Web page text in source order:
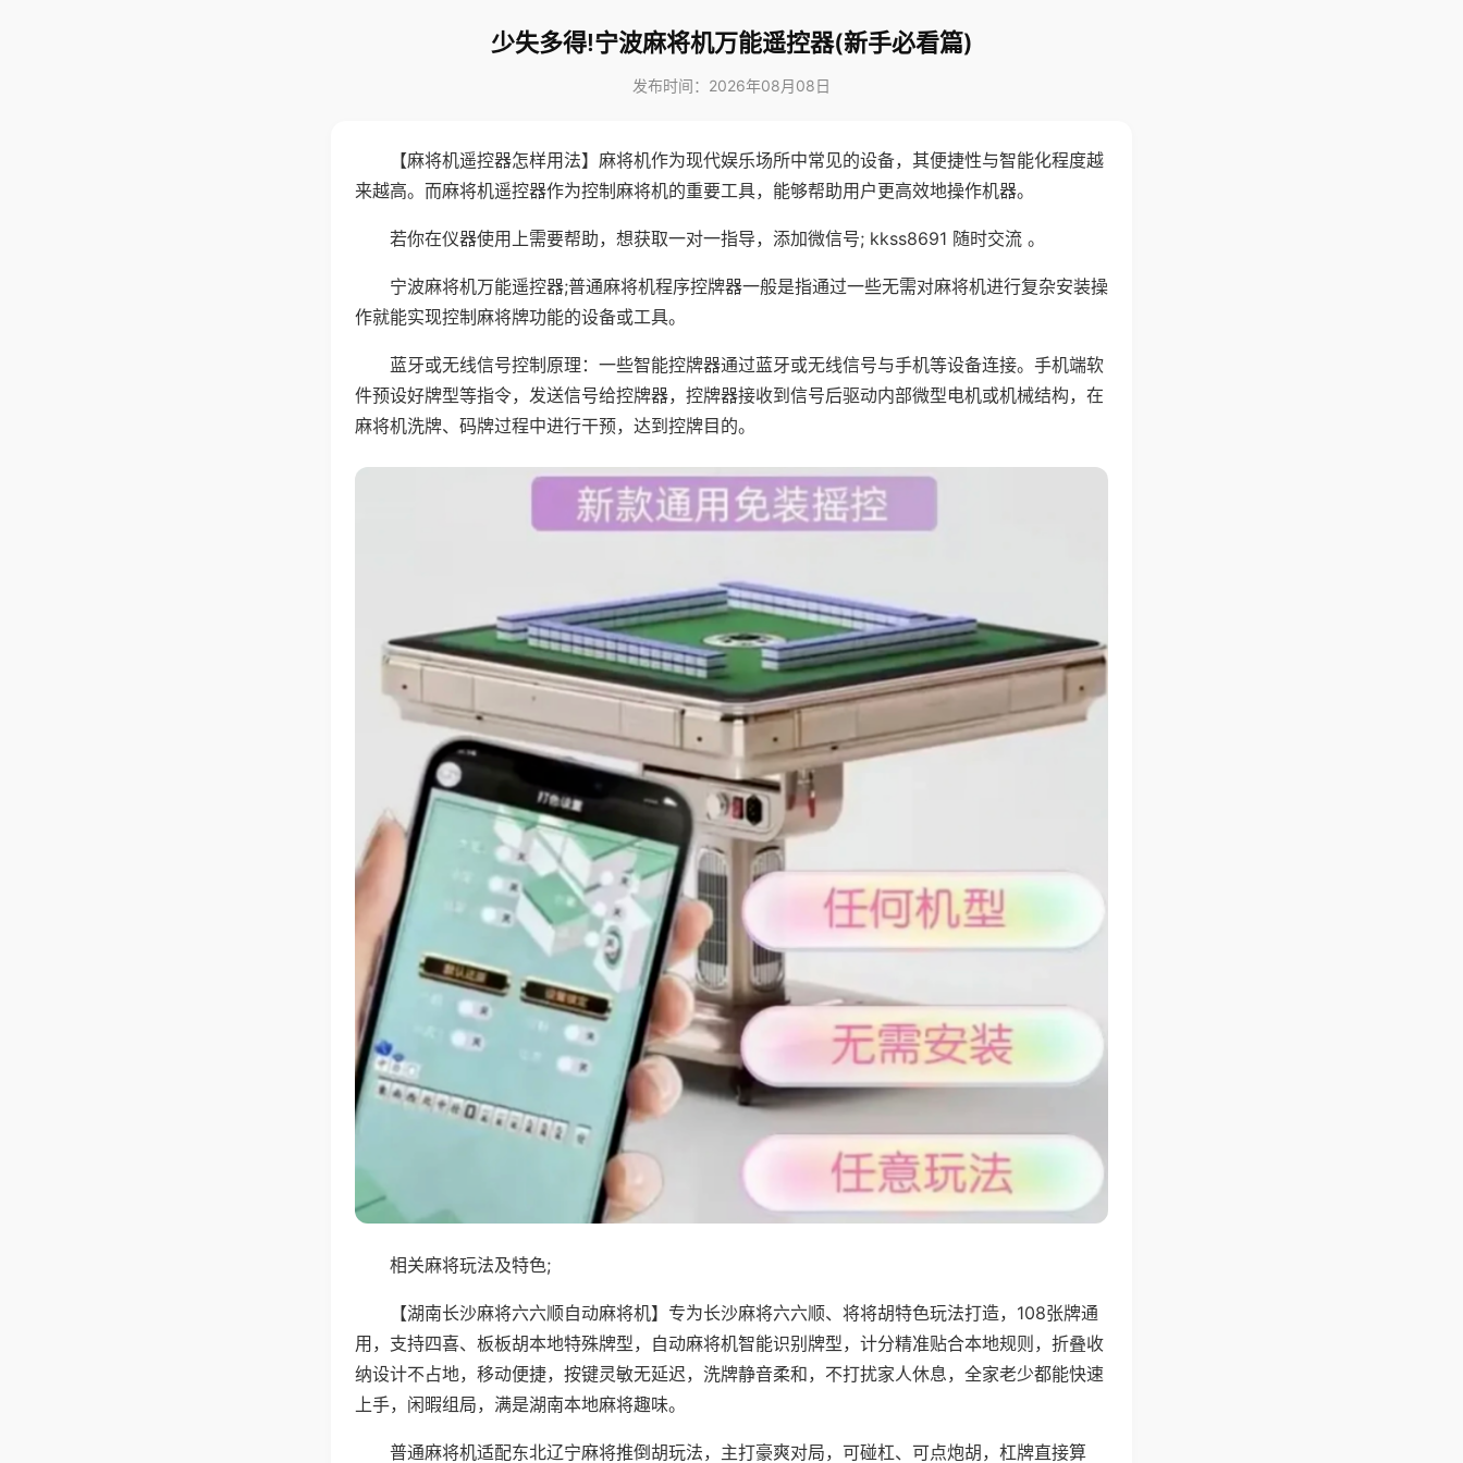
少失多得!宁波麻将机万能遥控器(新手必看篇)
发布时间：2026年08月08日
【麻将机遥控器怎样用法】麻将机作为现代娱乐场所中常见的设备，其便捷性与智能化程度越
来越高。而麻将机遥控器作为控制麻将机的重要工具，能够帮助用户更高效地操作机器。
若你在仪器使用上需要帮助，想获取一对一指导，添加微信号; kkss8691 随时交流 。
宁波麻将机万能遥控器;普通麻将机程序控牌器一般是指通过一些无需对麻将机进行复杂安装操
作就能实现控制麻将牌功能的设备或工具。
蓝牙或无线信号控制原理：一些智能控牌器通过蓝牙或无线信号与手机等设备连接。手机端软
件预设好牌型等指令，发送信号给控牌器，控牌器接收到信号后驱动内部微型电机或机械结构，在
麻将机洗牌、码牌过程中进行干预，达到控牌目的。
相关麻将玩法及特色;
【湖南长沙麻将六六顺自动麻将机】专为长沙麻将六六顺、将将胡特色玩法打造，108张牌通
用，支持四喜、板板胡本地特殊牌型，自动麻将机智能识别牌型，计分精准贴合本地规则，折叠收
纳设计不占地，移动便捷，按键灵敏无延迟，洗牌静音柔和，不打扰家人休息，全家老少都能快速
上手，闲暇组局，满是湖南本地麻将趣味。
普通麻将机适配东北辽宁麻将推倒胡玩法，主打豪爽对局，可碰杠、可点炮胡，杠牌直接算